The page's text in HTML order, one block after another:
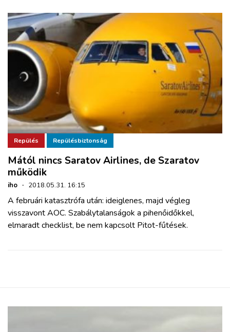
Repülés Repülésbiztonság
Mától nincs Saratov Airlines, de Szaratov
működik
iho · 2018.05.31. 16:15
A februári katasztrófa után: ideiglenes, majd végleg
visszavont AOC. Szabálytalanságok a pihenőidőkkel,
elmaradt checklist, be nem kapcsolt Pitot-fűtések.